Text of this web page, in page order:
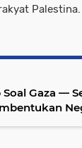
Palestina.
Gaza —